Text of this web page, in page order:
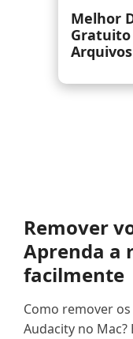
Como
3
Remover
Aprenda a
facilmente
Como remover
Audacity no